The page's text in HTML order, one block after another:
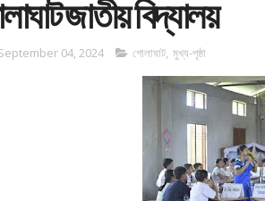
জাতীয় বিদ্যালয়
04, 2024 গোলাঘাট, মুখ্য-পৃষ্ঠা